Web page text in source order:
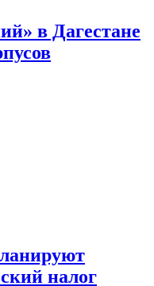
в Дагестане
налог